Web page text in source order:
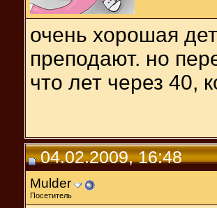
очень хорошая
преподают. но
что лет через 40,
04.02.2009, 16:48
Mulder
Посетитель